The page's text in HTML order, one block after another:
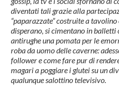
diventati tali grazie alla
“paparazzate” costruite a
disperano, si cimentano in balletti
antirughe una pomata per le
roba da uomo delle caverne:
follower e come fare pur di
magari a poggiare i glutei su un
qualunque salottino televisivo.